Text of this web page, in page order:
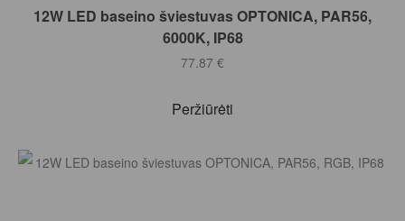
Į KREPŠELĮ
12W LED baseino šviestuvas OPTONICA, PAR56,
6000K, IP68
77.87 €
Peržiūrėti